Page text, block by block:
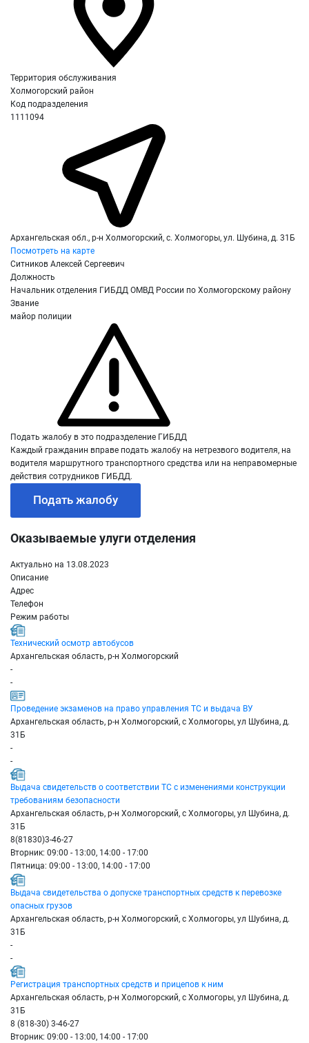
Территория обслуживания
Холмогорский район
Код подразделения
1111094
Архангельская обл., р-н Холмогорский, с. Холмогоры, ул. Шубина, д. 31Б
Посмотреть на карте
Ситников Алексей Сергеевич
Должность
Начальник отделения ГИБДД ОМВД России по Холмогорскому району
Звание
майор полиции
Подать жалобу в это подразделение ГИБДД
Каждый гражданин вправе подать жалобу на нетрезвого водителя, на
водителя маршрутного транспортного средства или на неправомерные
действия сотрудников ГИБДД.
Подать жалобу
Оказываемые улуги отделения
Актуально на 13.08.2023
Описание
Адрес
Телефон
Режим работы
Технический осмотр автобусов
Архангельская область, р-н Холмогорский
-
-
Проведение экзаменов на право управления ТС и выдача ВУ
Архангельская область, р-н Холмогорский, с Холмогоры, ул Шубина, д.
31Б
-
-
Выдача свидетельств о соответствии ТС с изменениями конструкции
требованиям безопасности
Архангельская область, р-н Холмогорский, с Холмогоры, ул Шубина, д.
31Б
8(81830)3-46-27
Вторник: 09:00 - 13:00, 14:00 - 17:00
Пятница: 09:00 - 13:00, 14:00 - 17:00
Выдача свидетельства о допуске транспортных средств к перевозке
опасных грузов
Архангельская область, р-н Холмогорский, с Холмогоры, ул Шубина, д.
31Б
-
-
Регистрация транспортных средств и прицепов к ним
Архангельская область, р-н Холмогорский, с Холмогоры, ул Шубина, д.
31Б
8 (818-30) 3-46-27
Вторник: 09:00 - 13:00, 14:00 - 17:00